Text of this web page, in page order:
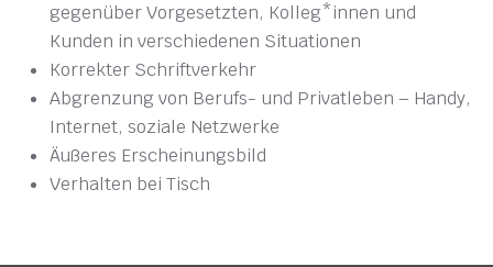
gegenüber Vorgesetzten, Kolleg*innen und
Kunden in verschiedenen Situationen
Korrekter Schriftverkehr
Abgrenzung von Berufs- und Privatleben – Handy,
Internet, soziale Netzwerke
Äußeres Erscheinungsbild
Verhalten bei Tisch